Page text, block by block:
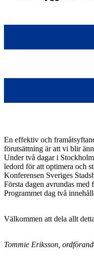
En effektiv och
förutsättning är att vi blir
Under två dagar i
ledord för att optimera och
Konferensen Sveriges
Första dagen avrundas
Programmet dag två
Välkommen att dela allt
Tommie Eriksson,